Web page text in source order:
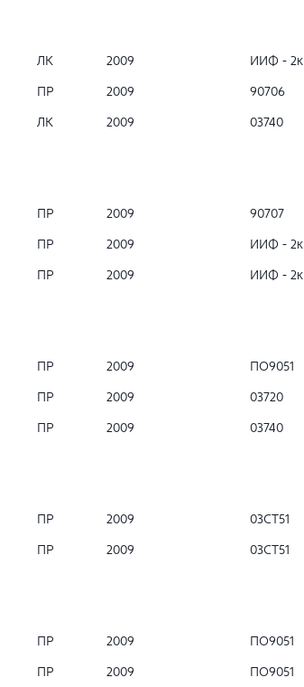
ЛК 2009 ИИФ - 2к
ПР 2009 90706
ЛК 2009 03740
ПР 2009 90707
ПР 2009 ИИФ - 2к
ПР 2009 ИИФ - 2к
ПР 2009 ПО9051
ПР 2009 03720
ПР 2009 03740
ПР 2009 03СТ51
ПР 2009 03СТ51
ПР 2009 ПО9051
ПР 2009 ПО9051